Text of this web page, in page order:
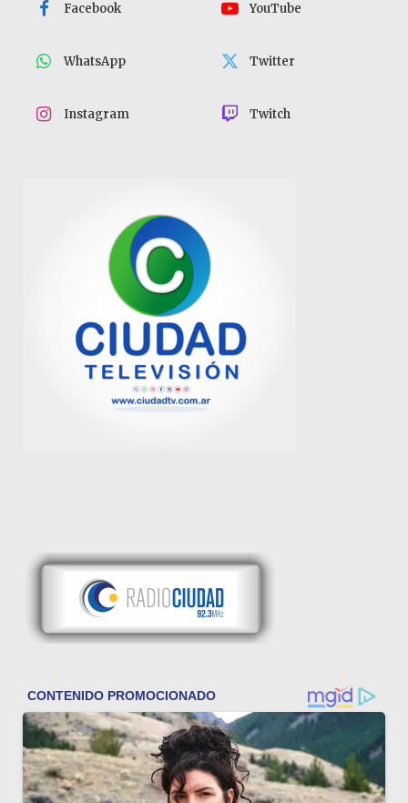
Facebook YouTube
WhatsApp Twitter
Instagram Twitch